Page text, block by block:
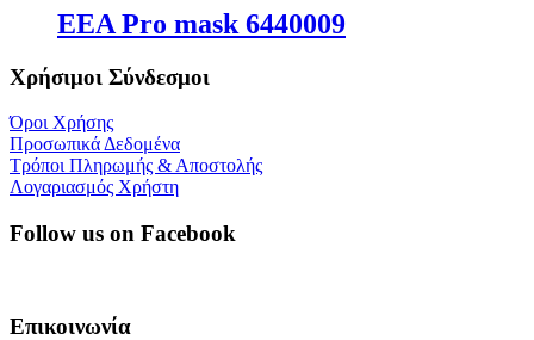
EEA Pro mask 6440009
Χρήσιμοι Σύνδεσμοι
Όροι Χρήσης
Προσωπικά Δεδομένα
Τρόποι Πληρωμής & Αποστολής
Λογαριασμός Χρήστη
Follow us on Facebook
Επικοινωνία